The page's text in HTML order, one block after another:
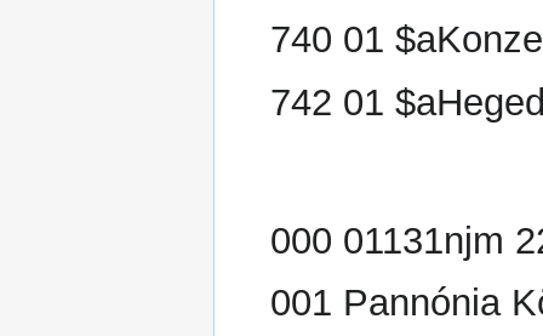
740 01
742 01
000 01131njm
001 Pannónia